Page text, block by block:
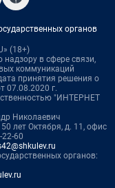
органов
(18+)
в сфере связи,
коммуникаций
принятия решения о
07.08.2020 г.
"ИНТЕРНЕТ
Николаевич
лет Октября, д. 11, офис
60
органов: